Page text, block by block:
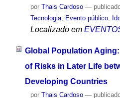
por Thais Cardoso —
Tecnologia, Evento público,
Localizado em
Global Population
of Risks in Later Life
Developing Countries
por Thais Cardoso —